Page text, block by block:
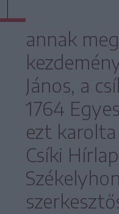
annak
János, a
1764
ezt
Csíki
Székelyhon